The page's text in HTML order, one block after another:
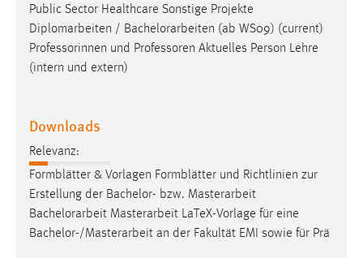
Public Sector Healthcare Sonstige Projekte
Diplomarbeiten / Bachelorarbeiten (ab WS09) (current)
Professorinnen und Professoren Aktuelles Person Lehre
(intern und extern)
Downloads
Relevanz:
Formblätter & Vorlagen Formblätter und Richtlinien zur
Erstellung der Bachelor- bzw. Masterarbeit
Bachelorarbeit Masterarbeit LaTeX-Vorlage für eine
Bachelor-/Masterarbeit an der Fakultät EMI sowie für Prä
Cookie Laufzeit:
MibewSessionID, mibew-chat-frame-style-
Jahre, MIBEW_UserID = 1 Jahr
Login
Name:
fe_user, be_user, be_lastLoginProvider
Zweck:
Dieser Cookie ist notwendig um sich an der Website
einloggen zu können.